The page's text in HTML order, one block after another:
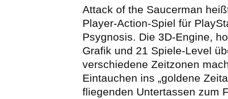
Attack of the Saucerman
Player-Action-Spiel für
Psygnosis. Die 3D-Engine,
Grafik und 21 Spiele-Level
verschiedene Zeitzonen
Eintauchen ins „goldene
fliegenden Untertassen zum